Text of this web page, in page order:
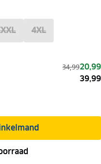
4XL
34,9920,99
39,99